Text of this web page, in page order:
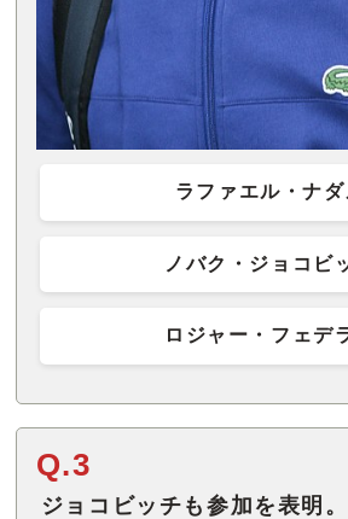
ラファエル・ナ
ノバク・ジョコビ
ロジャー・フェデ
Q.3
ジョコビッチも参加を表明